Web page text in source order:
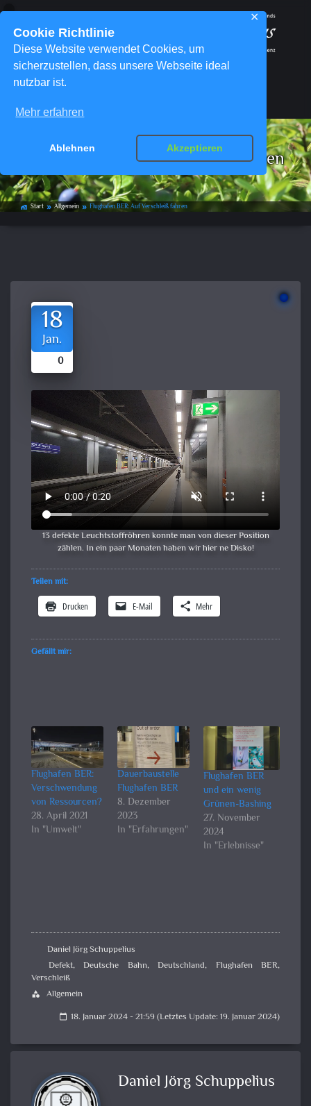
Cookie Richtlinie
Diese Website verwendet Cookies, um
sicherzustellen, dass unsere Webseite ideal
nutzbar ist.
Mehr erfahren
Ablehnen Akzeptieren
✕
Flughafen BER: Auf Verschleiß fahren
home_work Start double_arrow Allgemein double_arrow Flughafen BER: Auf Verschleiß fahren
18
Jan.
0
13 defekte Leuchtstoffröhren konnte man von dieser Position
zählen. In ein paar Monaten haben wir hier ne Disko!
Teilen mit:
Drucken E-Mail Mehr
Gefällt mir:
Flughafen BER:
Verschwendung
von Ressourcen?
28. April 2021
In "Umwelt"
Dauerbaustelle
Flughafen BER
8. Dezember
2023
In "Erfahrungen"
Flughafen BER
und ein wenig
Grünen-Bashing
27. November
2024
In "Erlebnisse"
Daniel Jörg Schuppelius
Defekt,Deutsche Bahn,Deutschland, Flughafen BER,
Verschleiß
category Allgemein
calendar_today 18. Januar 2024 - 21:59 (Letztes Update: 19. Januar 2024)
Daniel Jörg Schuppelius